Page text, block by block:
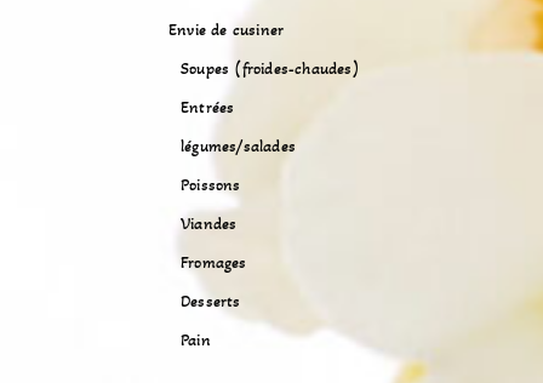
Envie de cusiner
Soupes (froides-chaudes)
Entrées
légumes/salades
Poissons
Viandes
Fromages
Desserts
Pain